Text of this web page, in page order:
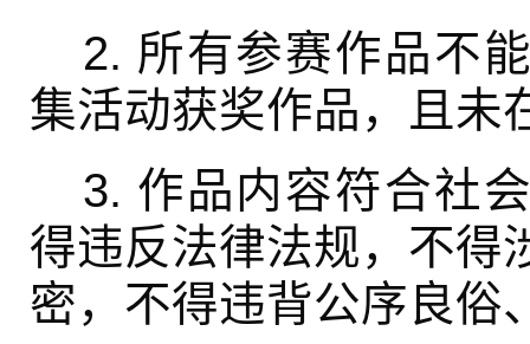
2. 所有参赛作品不
集活动获奖作品，且未
3. 作品内容符合社
得违反法律法规，不得
密，不得违背公序良俗